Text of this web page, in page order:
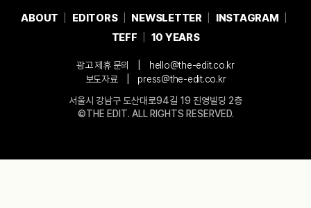
ABOUT EDITORS NEWSLETTER
INSTAGRAM
TEFF
10 YEARS
광고 제휴 문의
hello@the-edit.co.kr
보도자료
press@the-edit.co.kr
서울시 강남구 도산대로94길 19 진영빌딩 2층
©THE EDIT. ALL RIGHTS RESERVED.